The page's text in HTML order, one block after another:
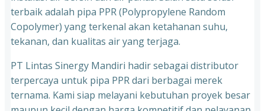
terbaik adalah pipa PPR (Polypropylene Random
Copolymer) yang terkenal akan ketahanan suhu,
tekanan, dan kualitas air yang terjaga.
PT Lintas Sinergy Mandiri hadir sebagai distributor
terpercaya untuk pipa PPR dari berbagai merek
ternama. Kami siap melayani kebutuhan proyek besar